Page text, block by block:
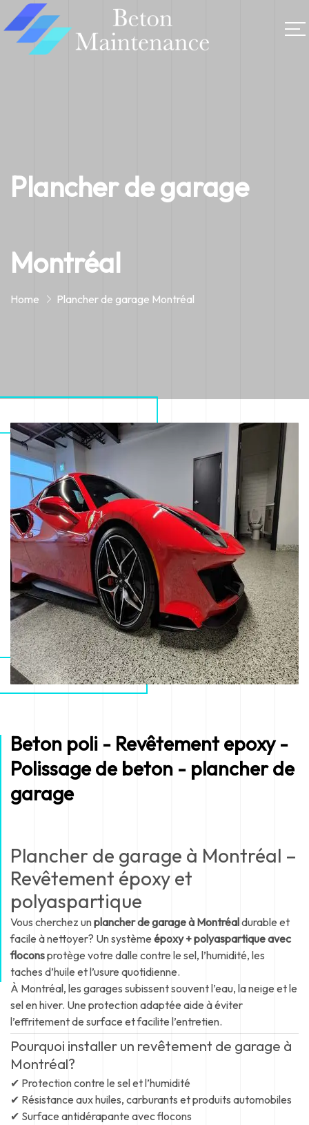
Plancher de garage
Montréal
Home Plancher de garage Montréal
Beton poli - Revêtement epoxy -
Polissage de beton - plancher de
garage
Plancher de garage à Montréal –
Revêtement époxy et
polyaspartique
Vous cherchez unplancher de garage à Montréaldurable et
facile à nettoyer? Un système époxy + polyaspartique avec
floconsprotège votre dalle contre le sel, l’humidité, les
taches d’huile et l’usure quotidienne.
À Montréal, les garages subissent souvent l’eau, la neige et le
sel en hiver. Une protection adaptée aide à éviter
l’effritement de surface et facilite l’entretien.
Pourquoi installer un revêtement de garage à
Montréal?
✔ Protection contre le sel et l’humidité
✔ Résistance aux huiles, carburants et produits automobiles
✔ Surface antidérapante avec flocons